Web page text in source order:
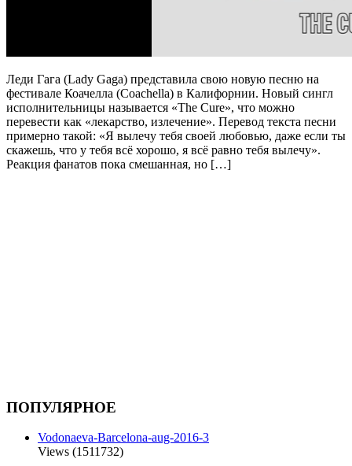
Леди Гага (Lady Gaga) представила свою новую песню на
фестивале Коачелла (Coachella) в Калифорнии. Новый сингл
исполнительницы называется «The Cure», что можно
перевести как «лекарство, излечение». Перевод текста песни
примерно такой: «Я вылечу тебя своей любовью, даже если ты
скажешь, что у тебя всё хорошо, я всё равно тебя вылечу».
Реакция фанатов пока смешанная, но […]
ПОПУЛЯРНОЕ
Vodonaeva-Barcelona-aug-2016-3
Views (1511732)